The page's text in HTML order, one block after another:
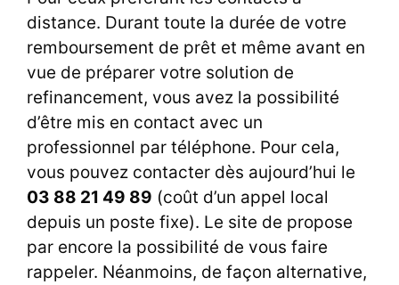
distance. Durant toute la durée de votre
remboursement de prêt et même avant en
vue de préparer votre solution de
refinancement, vous avez la possibilité
d’être mis en contact avec un
professionnel par téléphone. Pour cela,
vous pouvez contacter dès aujourd’hui le
03 88 21 49 89 (coût d’un appel local
depuis un poste fixe). Le site de propose
par encore la possibilité de vous faire
rappeler. Néanmoins, de façon alternative,